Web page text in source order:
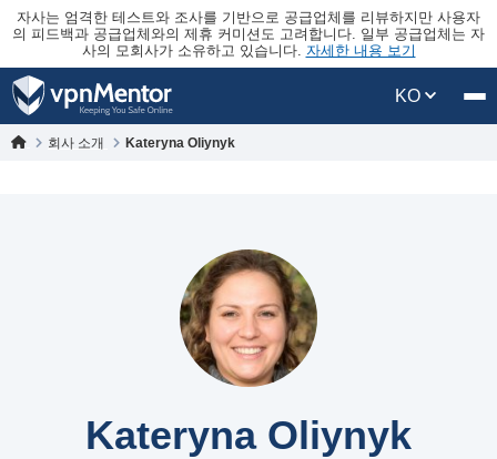
자사는 엄격한 테스트와 조사를 기반으로 공급업체를 리뷰하지만 사용자
의 피드백과 공급업체와의 제휴 커미션도 고려합니다. 일부 공급업체는 자
사의 모회사가 소유하고 있습니다. 자세한 내용 보기
KO
회사 소개 Kateryna Oliynyk
Kateryna Oliynyk